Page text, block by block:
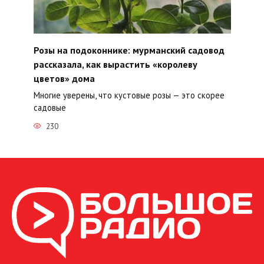
Розы на подоконнике: мурманский садовод
рассказала, как вырастить «королеву
цветов» дома
Многие уверены, что кустовые розы — это скорее
садовые
230